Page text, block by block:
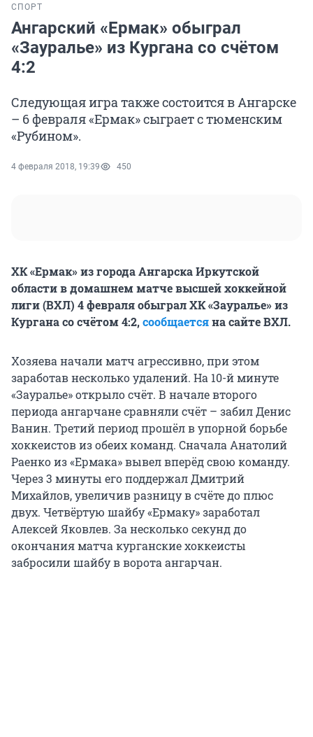
СПОРТ
Ангарский «Ермак» обыграл
«Зауралье» из Кургана со счётом
4:2
Следующая игра также состоится в Ангарске
– 6 февраля «Ермак» сыграет с тюменским
«Рубином».
4 февраля 2018, 19:39 450
ХК «Ермак» из города Ангарска Иркутской
области в домашнем матче высшей хоккейной
лиги (ВХЛ) 4 февраля обыграл ХК «Зауралье» из
Кургана со счётом 4:2,сообщаетсяна сайте ВХЛ.
Хозяева начали матч агрессивно, при этом
заработав несколько удалений. На 10-й минуте
«Зауралье» открыло счёт. В начале второго
периода ангарчане сравняли счёт – забил Денис
Ванин. Третий период прошёл в упорной борьбе
хоккеистов из обеих команд. Сначала Анатолий
Раенко из «Ермака» вывел вперёд свою команду.
Через 3 минуты его поддержал Дмитрий
Михайлов, увеличив разницу в счёте до плюс
двух. Четвёртую шайбу «Ермаку» заработал
Алексей Яковлев. За несколько секунд до
окончания матча курганские хоккеисты
забросили шайбу в ворота ангарчан.